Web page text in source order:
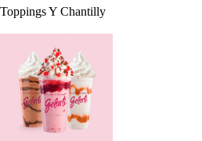
Toppings Y Chantilly